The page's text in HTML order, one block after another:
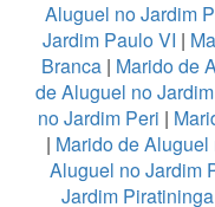
Aluguel no Jardim
Jardim Paulo VI |
Branca| Marido de
de Aluguel no
no Jardim Peri |
| Marido de
Aluguel no Jardim
Jardim Piratininga